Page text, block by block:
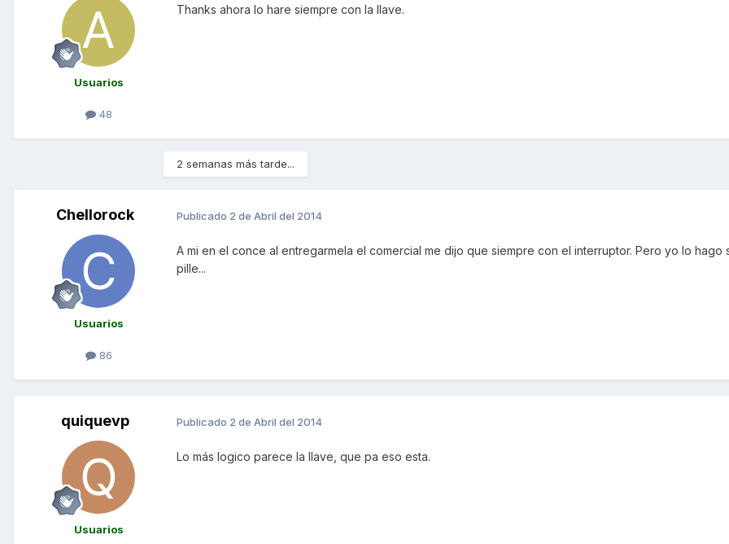
Usuarios
48
Thanks ahora lo hare siempre con la llave.
2 semanas más tarde...
Chellorock
Usuarios
86
Publicado 2 de Abril del 2014
A mi en el conce al entregarmela el comercial me dijo que siempre con el interruptor. Pero yo lo hago
pille...
quiquevp
Usuarios
Publicado 2 de Abril del 2014
Lo más logico parece la llave, que pa eso esta.